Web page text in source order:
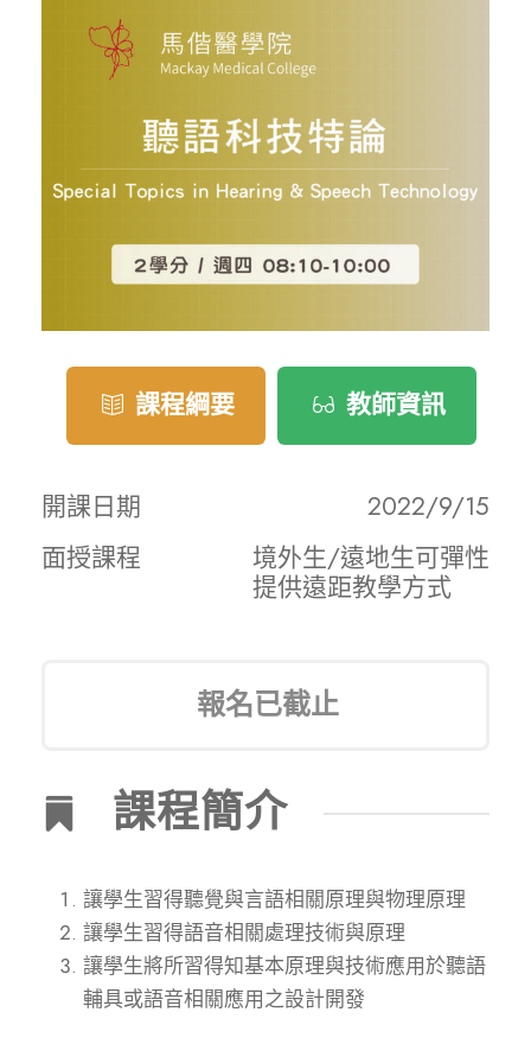
課程綱要 教師資訊
開課日期
2022/9/15
面授課程
境外生/遠地生可彈性
提供遠距教學方式
報名已截止
課程簡介
讓學生習得聽覺與言語相關原理與物理原理
讓學生習得語音相關處理技術與原理
讓學生將所習得知基本原理與技術應用於聽語
輔具或語音相關應用之設計開發